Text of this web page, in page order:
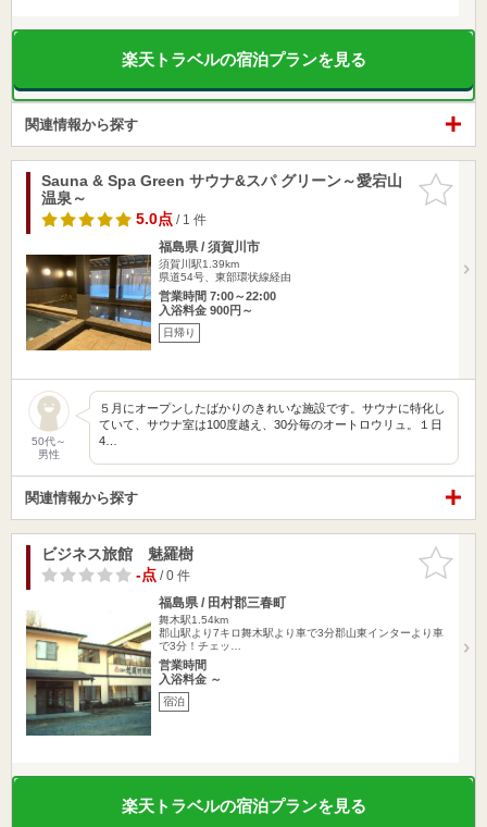
楽天トラベルの宿泊プランを見る
関連情報から探す
お気に入
りに追加
Sauna & Spa Green サウナ&スパ グリーン～愛宕山
温泉～
5.0点/ 1 件
福島県 / 須賀川市
須賀川駅1.39km
県道54号、東部環状線経由
営業時間 7:00～22:00
入浴料金 900円～
日帰り
50代～
男性
５月にオープンしたばかりのきれいな施設です。サウナに特化し
ていて、サウナ室は100度越え、30分毎のオートロウリュ。１日
4…
関連情報から探す
お気に入
りに追加
ビジネス旅館 魅羅樹
-点/ 0 件
福島県 / 田村郡三春町
舞木駅1.54km
郡山駅より7キロ舞木駅より車で3分郡山東インターより車
で3分！チェッ…
営業時間
入浴料金 ～
宿泊
楽天トラベルの宿泊プランを見る